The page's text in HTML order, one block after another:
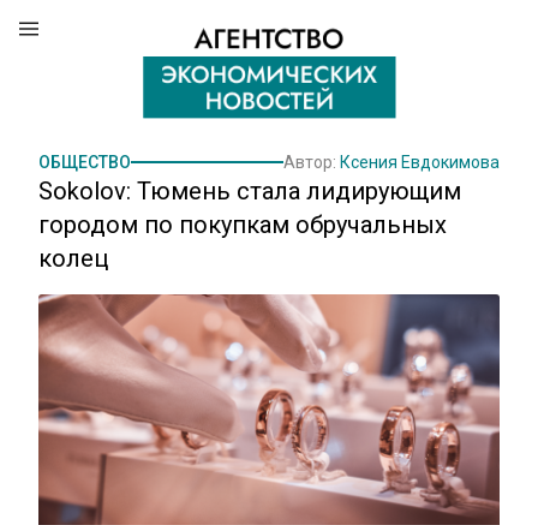
ОБЩЕСТВО Автор: Ксения Евдокимова
Sokolov: Тюмень стала лидирующим
городом по покупкам обручальных
колец